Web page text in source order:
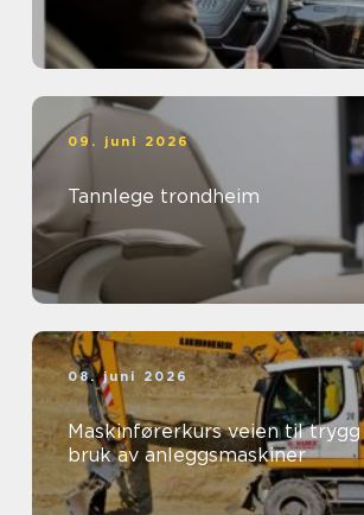
09. juni 2026
Tannlege trondheim
08. juni 2026
Maskinførerkurs veien til trygg og lovlig
bruk av anleggsmaskiner